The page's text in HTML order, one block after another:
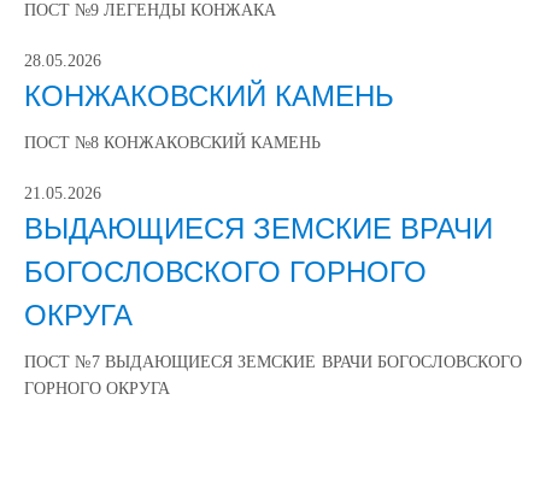
ПОСТ №9 ЛЕГЕНДЫ КОНЖАКА
28.05.2026
КОНЖАКОВСКИЙ КАМЕНЬ
ПОСТ №8 КОНЖАКОВСКИЙ КАМЕНЬ
21.05.2026
ВЫДАЮЩИЕСЯ ЗЕМСКИЕ ВРАЧИ
БОГОСЛОВСКОГО ГОРНОГО
ОКРУГА
ПОСТ №7 ВЫДАЮЩИЕСЯ ЗЕМСКИЕ ВРАЧИ БОГОСЛОВСКОГО
ГОРНОГО ОКРУГА